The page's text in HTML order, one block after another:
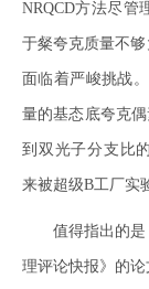
NRQCD方法尽管
于粲夸克质量不
面临着严峻挑战
量的基态底夸克偶
到双光子分支比
来被超级B工厂实
值得指出的是，
理评论快报》的论